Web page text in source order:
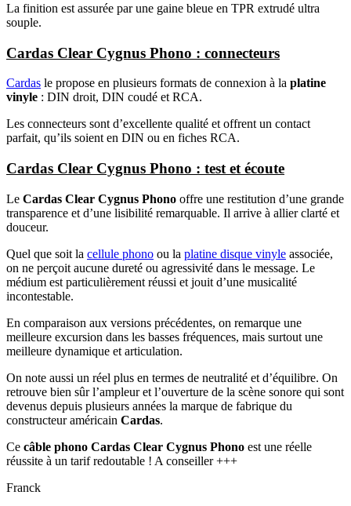
La finition est assurée par une gaine bleue en TPR extrudé ultra
souple.
Cardas Clear Cygnus Phono : connecteurs
Cardas le propose en plusieurs formats de connexion à la platine
vinyle : DIN droit, DIN coudé et RCA.
Les connecteurs sont d’excellente qualité et offrent un contact
parfait, qu’ils soient en DIN ou en fiches RCA.
Cardas Clear Cygnus Phono : test et écoute
Le Cardas Clear Cygnus Phono offre une restitution d’une grande
transparence et d’une lisibilité remarquable. Il arrive à allier clarté et
douceur.
Quel que soit la cellule phono ou la platine disque vinyle associée,
on ne perçoit aucune dureté ou agressivité dans le message. Le
médium est particulièrement réussi et jouit d’une musicalité
incontestable.
En comparaison aux versions précédentes, on remarque une
meilleure excursion dans les basses fréquences, mais surtout une
meilleure dynamique et articulation.
On note aussi un réel plus en termes de neutralité et d’équilibre. On
retrouve bien sûr l’ampleur et l’ouverture de la scène sonore qui sont
devenus depuis plusieurs années la marque de fabrique du
constructeur américain Cardas.
Ce câble phono Cardas Clear Cygnus Phono est une réelle
réussite à un tarif redoutable ! A conseiller +++
Franck